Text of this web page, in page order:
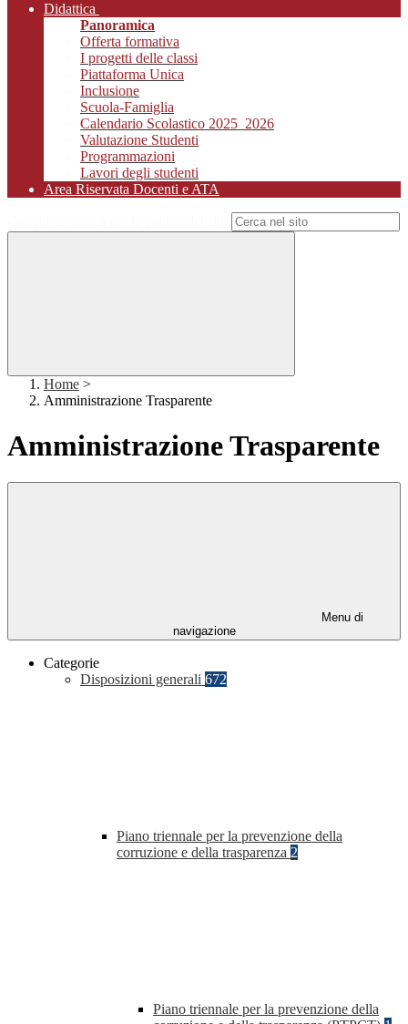
Didattica
Panoramica
Offerta formativa
I progetti delle classi
Piattaforma Unica
Inclusione
Scuola-Famiglia
Calendario Scolastico 2025_2026
Valutazione Studenti
Programmazioni
Lavori degli studenti
Area Riservata Docenti e ATA
Home >
Amministrazione Trasparente
Amministrazione Trasparente
Menu di
navigazione
Categorie
Disposizioni generali 672
Piano triennale per la prevenzione della
corruzione e della trasparenza 2
Piano triennale per la prevenzione della